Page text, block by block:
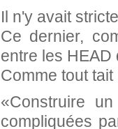
Il n'y avait
Ce dernier,
entre les HEAD
Comme tout
«Construire
compliquées